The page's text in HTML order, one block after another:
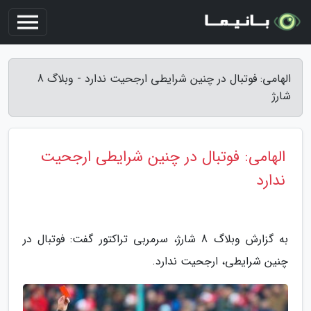
الهامی: فوتبال در چنین شرایطی ارجحیت ندارد - وبلاگ 8
شارژ
الهامی: فوتبال در چنین شرایطی ارجحیت
ندارد
به گزارش وبلاگ 8 شارژ، سرمربی تراکتور گفت: فوتبال در
چنین شرایطی، ارجحیت ندارد.